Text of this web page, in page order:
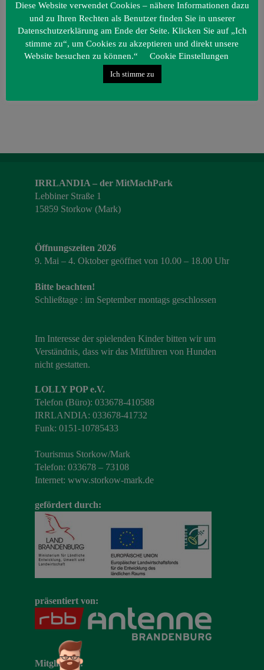
IRRLANDIA – der MitMachPark
Lebbiner Straße 1
15859 Storkow (Mark)
Öffnungszeiten 2026
9. Mai – 4. Oktober geöffnet von 10.00 – 18.00 Uhr
Bitte beachten!
Schließtage : im September montags geschlossen
Im Interesse der spielenden Kinder bitten wir um
Verständnis, dass wir das Mitführen von Hunden
nicht gestatten.
LOLLY POP e.V.
Telefon (Büro): 033678-410588
IRRLANDIA: 033678-41732
Funk: 0151-10785433
Tourismus Storkow/Mark
Telefon: 033678 – 73108
Internet: www.storkow-mark.de
gefördert durch:
präsentiert von:
Mitglied im:
Diese Website verwendet Cookies – nähere Informationen dazu
und zu Ihren Rechten als Benutzer finden Sie in unserer
Datenschutzerklärung am Ende der Seite. Klicken Sie auf „Ich
stimme zu“, um Cookies zu akzeptieren und direkt unsere
Website besuchen zu können.“
Cookie Einstellungen
Ich stimme zu